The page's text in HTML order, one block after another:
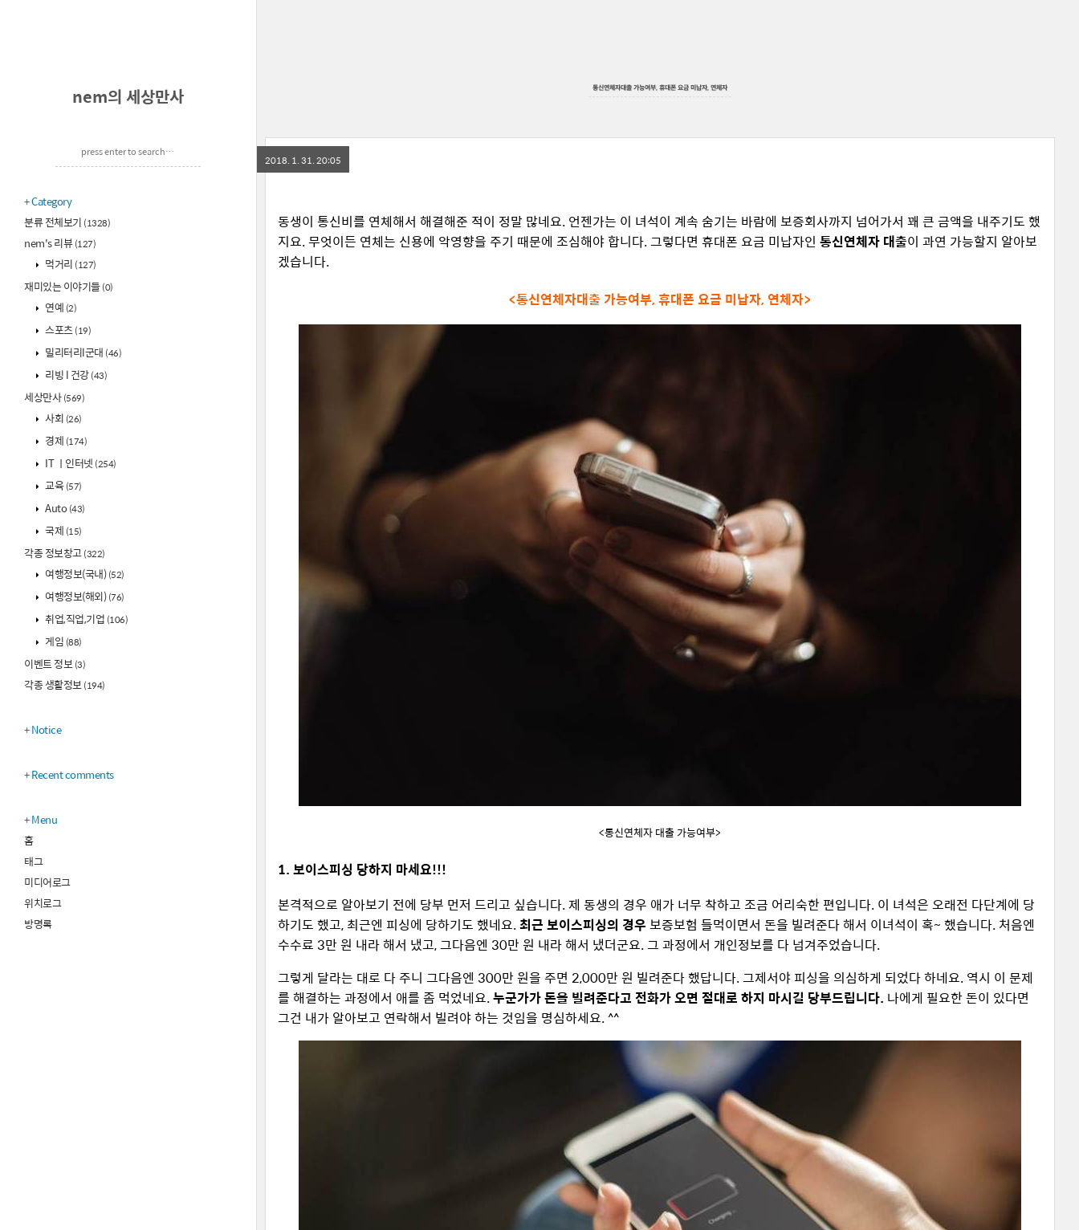
nem의 세상만사
Category
분류 전체보기 (1328)
nem's 리뷰(127)
먹거리 (127)
재미있는 이야기들(0)
연예 (2)
스포츠(19)
밀리터리l군대 (46)
리빙 l 건강(43)
세상만사(569)
사회 (26)
경제 (174)
IT ㅣ인터넷 (254)
교육(57)
Auto(43)
국제 (15)
각종 정보창고(322)
여행정보(국내)(52)
여행정보(해외)(76)
취업,직업,기업 (106)
게임 (88)
이벤트 정보(3)
각종 생활정보(194)
Notice
Recent comments
Menu
홈
태그
미디어로그
위치로그
방명록
통신연체자대출 가능여부, 휴대폰 요금 미납자, 연체자
2018. 1. 31. 20:05
동생이 통신비를 연체해서 해결해준 적이 정말 많네요. 언젠가는 이 녀석이 계속 숨기는 바람에 보증회사까지 넘어가서 꽤 큰 금액을 내주기도 했
지요. 무엇이든 연체는 신용에 악영향을 주기 때문에 조심해야 합니다. 그렇다면 휴대폰 요금 미납자인 통신연체자 대출이 과연 가능할지 알아보
겠습니다.
<통신연체자대출 가능여부, 휴대폰 요금 미납자, 연체자>
<통신연체자 대출 가능여부>
1. 보이스피싱 당하지 마세요!!!
본격적으로 알아보기 전에 당부 먼저 드리고 싶습니다. 제 동생의 경우 애가 너무 착하고 조금 어리숙한 편입니다. 이 녀석은 오래전 다단계에 당
하기도 했고, 최근엔 피싱에 당하기도 했네요.최근 보이스피싱의 경우 보증보험 들먹이면서 돈을 빌려준다 해서 이녀석이 혹~ 했습니다. 처음엔
수수료 3만 원 내라 해서 냈고, 그다음엔 30만 원 내라 해서 냈더군요. 그 과정에서 개인정보를 다 넘겨주었습니다.
그렇게 달라는 대로 다 주니 그다음엔 300만 원을 주면 2,000만 원 빌려준다 했답니다. 그제서야 피싱을 의심하게 되었다 하네요. 역시 이 문제
를 해결하는 과정에서 애를 좀 먹었네요.누군가가 돈을 빌려준다고 전화가 오면 절대로 하지 마시길 당부드립니다. 나에게 필요한 돈이 있다면
그건 내가 알아보고 연락해서 빌려야 하는 것임을 명심하세요. ^^